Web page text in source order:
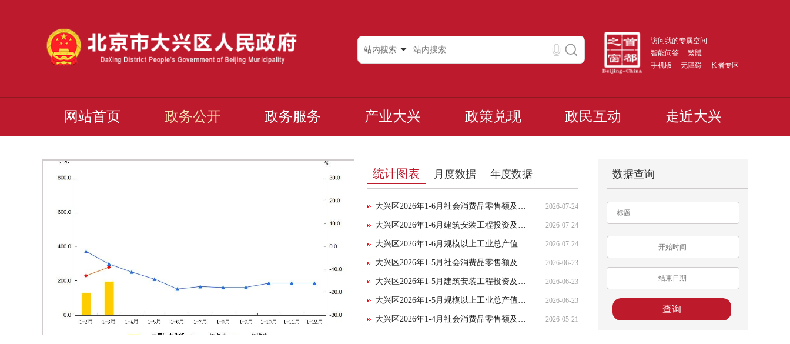
访问我的专属空间
智能问答
繁體
手机版
无障碍 长者专区
站内搜索
网站首页 政务公开 政务服务 产业大兴 政策兑现 政民互动 走近大兴
统计图表 月度数据 年度数据
大兴区2026年1-6月社会消费品零售额及增速 2026-07-24
大兴区2026年1-6月建筑安装工程投资及增速 2026-07-24
大兴区2026年1-6月规模以上工业总产值及增速 2026-07-24
大兴区2026年1-5月社会消费品零售额及增速 2026-06-23
大兴区2026年1-5月建筑安装工程投资及增速 2026-06-23
大兴区2026年1-5月规模以上工业总产值及增速 2026-06-23
大兴区2026年1-4月社会消费品零售额及增速 2026-05-21
数据查询